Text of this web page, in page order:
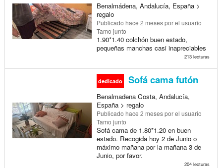
Benalmádena, Andalucía, España >
regalo
Publicado hace 2 mesespor el usuario
Tamo junto
1.90*1.40 colchón buen estado,
pequeñas manchas casi inapreciables
213 lecturas
dedicado Sofá cama futón
Benalmadena Costa, Andalucía,
España > regalo
Publicado hace 2 mesespor el usuario
Tamo junto
Sofá cama de 1.80*1.20 en buen
estado. Recogida hoy 2 de Junio o
máximo mañana por la mañana 3 de
Junio, por favor.
204 lecturas